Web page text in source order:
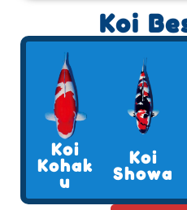
Koi
Koi
Kohak
u
Koi
Showa